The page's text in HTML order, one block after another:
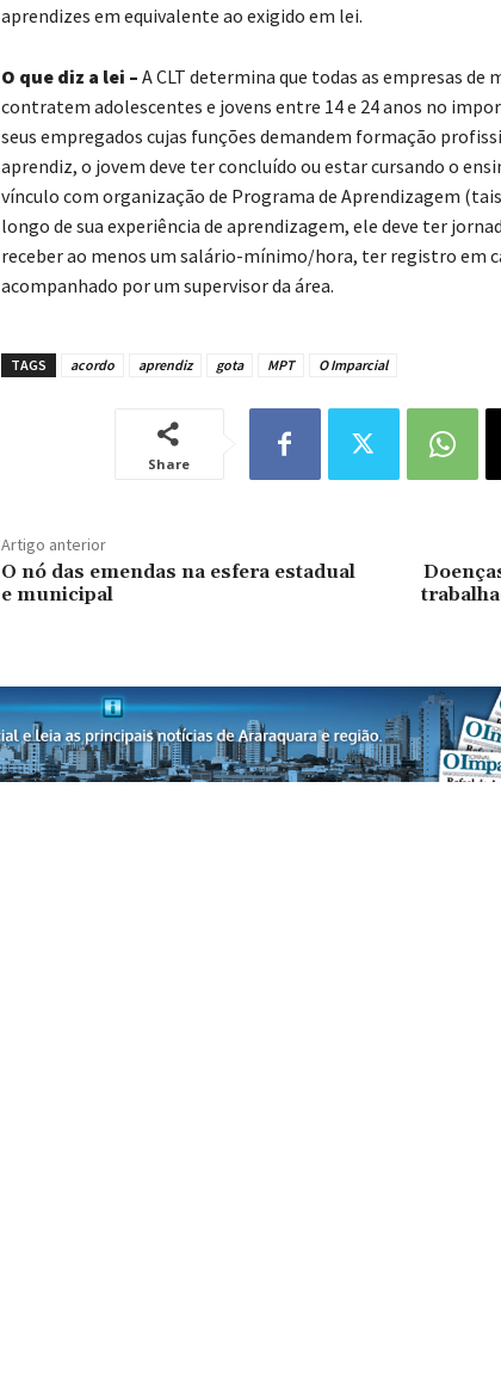
aprendizes em equivalente ao exigido em lei.
O que diz a lei – A CLT determina que todas as empresas de
contratem adolescentes e jovens entre 14 e 24 anos no
seus empregados cujas funções demandem formação
aprendiz, o jovem deve ter concluído ou estar cursando o
vínculo com organização de Programa de Aprendizagem (tais
longo de sua experiência de aprendizagem, ele deve ter
receber ao menos um salário-mínimo/hora, ter registro em
acompanhado por um supervisor da área.
TAGS acordo aprendiz gota MPT O Imparcial
Share
Artigo anterior
O nó das emendas na esfera estadual
e municipal